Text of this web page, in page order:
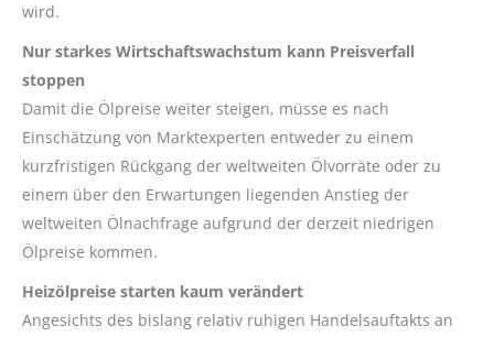
wird.
Nur starkes Wirtschaftswachstum kann Preisverfall
stoppen
Damit die Ölpreise weiter steigen, müsse es nach
Einschätzung von Marktexperten entweder zu einem
kurzfristigen Rückgang der weltweiten Ölvorräte oder zu
einem über den Erwartungen liegenden Anstieg der
weltweiten Ölnachfrage aufgrund der derzeit niedrigen
Ölpreise kommen.
Heizölpreise starten kaum verändert
Angesichts des bislang relativ ruhigen Handelsauftakts an